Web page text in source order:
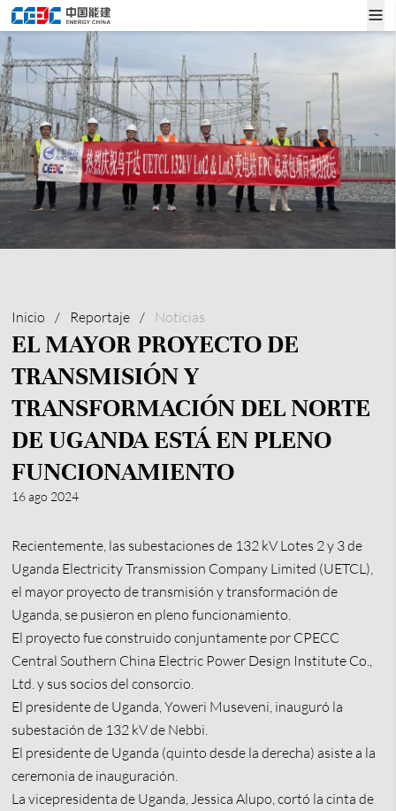
Inicio / Reportaje / Noticias
EL MAYOR PROYECTO DE
TRANSMISIÓN Y
TRANSFORMACIÓN DEL NORTE
DE UGANDA ESTÁ EN PLENO
FUNCIONAMIENTO
16 ago 2024
Recientemente, las subestaciones de 132 kV Lotes 2 y 3 de
Uganda Electricity Transmission Company Limited (UETCL),
el mayor proyecto de transmisión y transformación de
Uganda, se pusieron en pleno funcionamiento.
El proyecto fue construido conjuntamente por CPECC
Central Southern China Electric Power Design Institute Co.,
Ltd. y sus socios del consorcio.
El presidente de Uganda, Yoweri Museveni, inauguró la
subestación de 132 kV de Nebbi.
El presidente de Uganda (quinto desde la derecha) asiste a la
ceremonia de inauguración.
La vicepresidenta de Uganda, Jessica Alupo, cortó la cinta de